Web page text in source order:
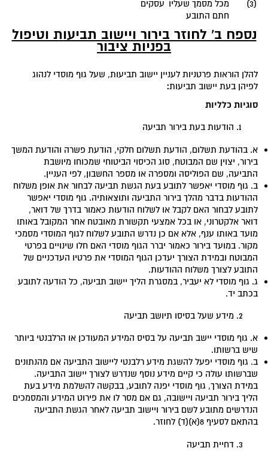
(3)
מכל מסמך שעליו
חתם התובע
עסקים
נספח ב' לחוזר בירור ויישוב תביעות וטיפול
בפניות ציבור
להלן הוראות פרטניות לעניין יישוב תביעות, שעל גוף מוסדי לנהוג
לפיהן בעת יישוב תביעות:
סוגיות כלליות
הודעות בעת בירור תביעה
א. בהודעת תשלום, הודעת תשלום חלקי, הודעת פשרה והודעת המשך
בירור, יצוין שם המבוטח, סוג הכיסוי הביטוחי שמכוחו מיושבת
התביעה, שם הפוליסה ומספרה או מספר החשבון, לפי העניין.
ב. גוף מוסדי יאפשר לתובע בעת הגשת תביעה לבחור את אופן משלוח
ההודעות בדבר מהלך בירור התביעה ותוצאותיה. גוף מוסדי יאפשר
לתובע לבחור האם לקבל או לשלוח הודעות כאמור בדרך של דואר,
דואר אלקטרוני, או בכל אמצעי תקשורת מאובטח אחר המקובל באותו
מועד באותו ענף, אלא אם כן נדרש התובע לשלוח לגוף המוסדי מסמכי
מקור. במועד בירור כאמור יברר הגוף מוסדי האם חלו שינויים בפרטי
המבוטח ובמידת הצורך יעדכן הגוף המוסדי את פרטיו העדכניים של
התובע לצורך משלוח ההודעות.
ג. גוף מוסדי לא יעביר, במסגרת הליך יישוב תביעה, כל הודעה לתובע
בכתב יד.
מידע שעל בסיסו תיושב תביעה
א. גוף מוסדי יישב תביעה על בסיס המידע המעודכן או הרלבנטי ביותר
שיש ברשותו.
ב. גוף מוסדי יפעל להשגת מידע רלבנטי ליישוב התביעה אם מהנתונים
שברשותו עולה כי קיים מידע נוסף שנדרש לצורך יישוב התביעה.
במידת הצורך, גוף מוסדי יפנה לתובע, בבקשה להשלמת מידע בעת
הליך בירור תביעה ויישובה, גם אם מסר לו את פירוט המידע והמסמכים
הנדרשים מתובע לשם בירור ויישוב תביעה לאחר הגשת התביעה
בהתאם לסעיף 8(א)(ד) לחוזר.
דחיית תביעה